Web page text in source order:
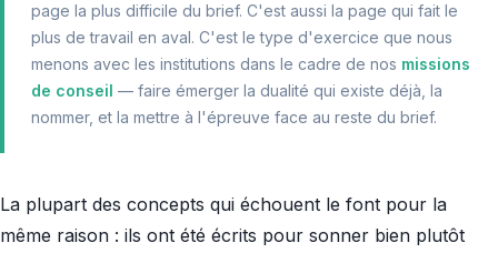
page la plus difficile du brief. C'est aussi la page qui fait le
plus de travail en aval. C'est le type d'exercice que nous
menons avec les institutions dans le cadre de nos missions
de conseil — faire émerger la dualité qui existe déjà, la
nommer, et la mettre à l'épreuve face au reste du brief.
La plupart des concepts qui échouent le font pour la
même raison : ils ont été écrits pour sonner bien plutôt